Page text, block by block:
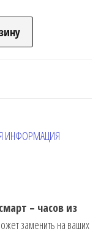
ИНФОРМАЦИЯ
– часов из
заменить на ваших